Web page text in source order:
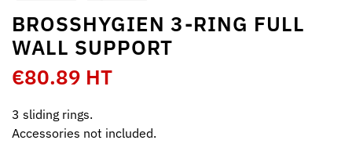
BROSSHYGIEN 3-RING FULL
WALL SUPPORT
€80.89 HT
3 sliding rings.
Accessories not included.